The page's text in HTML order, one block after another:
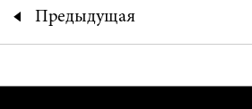
Предыдущая